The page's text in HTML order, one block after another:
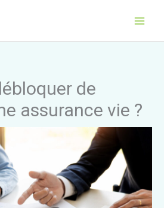
de
assurance vie ?